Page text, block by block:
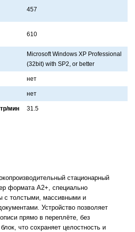
457
610
Microsoft Windows XP Professional
(32bit) with SP2, or better
нет
нет
мин 31.5
стационарный
формата А2+, специально
с толстыми, массивными и
Устройство позволяет
прямо в переплёте, без
что сохраняет целостность и